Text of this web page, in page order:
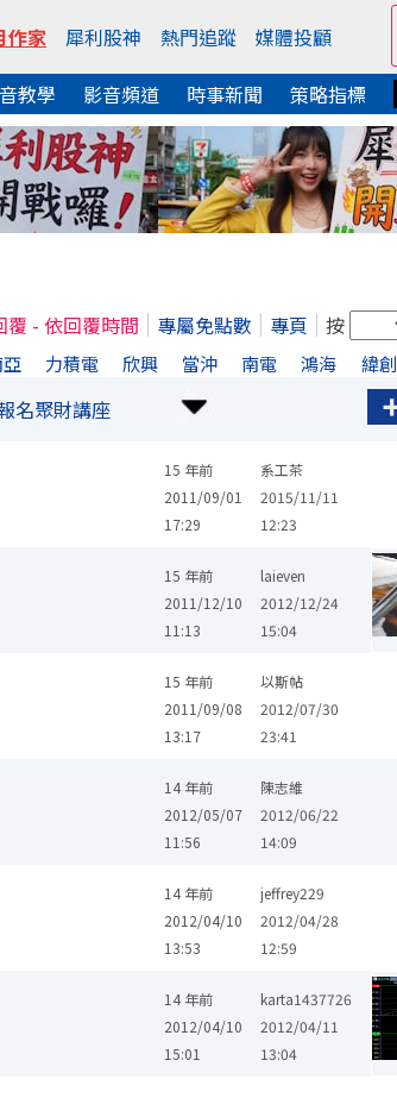
作家 犀利股神 熱門追蹤 媒體投顧
教學 影音頻道 時事新聞 策略指標
覆 - 依回覆時間 專屬免點數 專頁 按
力積電 欣興 當沖 南電 鴻海 緯創
名聚財講座
15 年前
2011/09/01
17:29
系工茶
2015/11/11
12:23
15 年前
2011/12/10
11:13
laieven
2012/12/24
15:04
15 年前
2011/09/08
13:17
以斯帖
2012/07/30
23:41
14 年前
2012/05/07
11:56
陳志維
2012/06/22
14:09
14 年前
2012/04/10
13:53
jeffrey229
2012/04/28
12:59
14 年前
2012/04/10
15:01
karta1437726
2012/04/11
13:04